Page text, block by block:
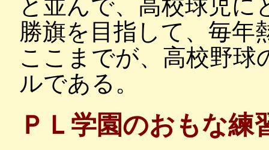
と並んで、高校球児に
勝旗を目指して、毎年
ここまでが、高校野
ルである。
ＰＬ学園のおもな練